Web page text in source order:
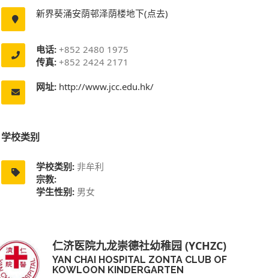
新界葵涌安荫邨泽荫楼地下(点去)
电话: +852 2480 1975
传真: +852 2424 2171
网址: http://www.jcc.edu.hk/
学校类别
学校类别: 非牟利
宗教:
学生性别: 男女
仁济医院九龙崇德社幼稚园 (YCHZC)
YAN CHAI HOSPITAL ZONTA CLUB OF
KOWLOON KINDERGARTEN